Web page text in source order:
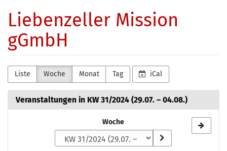
Haupt-
springen
Liebenzeller Mission
gGmbH
Liste Woche Monat Tag iCal
Veranstaltungen in KW 31/2024 (29.07. – 04.08.)
zur
Woche